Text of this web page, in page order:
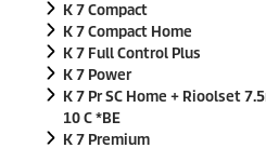
K 7 Compact
K 7 Compact Home
K 7 Full Control Plus
K 7 Power
K 7 Pr SC Home + Rioolset
10 C *BE
K 7 Premium